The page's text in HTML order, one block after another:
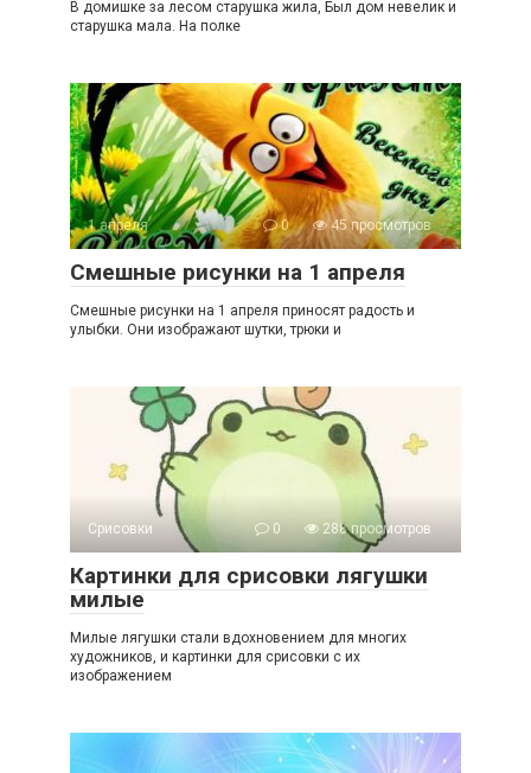
В домишке за лесом старушка жила, Был дом невелик и
старушка мала. На полке
1 апреля 0 45 просмотров
Смешные рисунки на 1 апреля
Смешные рисунки на 1 апреля приносят радость и
улыбки. Они изображают шутки, трюки и
Срисовки 0 288 просмотров
Картинки для срисовки лягушки
милые
Милые лягушки стали вдохновением для многих
художников, и картинки для срисовки с их
изображением